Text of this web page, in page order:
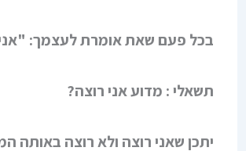
בכל פעם שאת אומרת לעצמך:
תשאלי : מדוע אני רוצה?
יתכן שאני רוצה ולא רוצה באותה